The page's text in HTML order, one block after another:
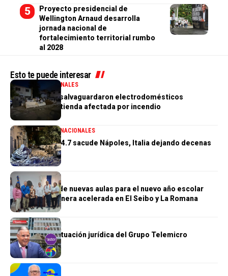
Proyecto presidencial de
Wellington Arnaud desarrolla
jornada nacional de
fortalecimiento territorial rumbo
al 2028
Esto te puede interesar
GENERALES NACIONALES
PN aclara que salvaguardaron electrodomésticos
sustraídos de tienda afectada por incendio
GENERALESINTERNACIONALES
Terremoto de 4.7 sacude Nápoles, Italia dejando decenas
de heridos
GENERALES
Construcción de nuevas aulas para el nuevo año escolar
avanzan de manera acelerada en El Seibo y La Romana
GENERALES
Se complica situación jurídica del Grupo Telemicro
GENERALES